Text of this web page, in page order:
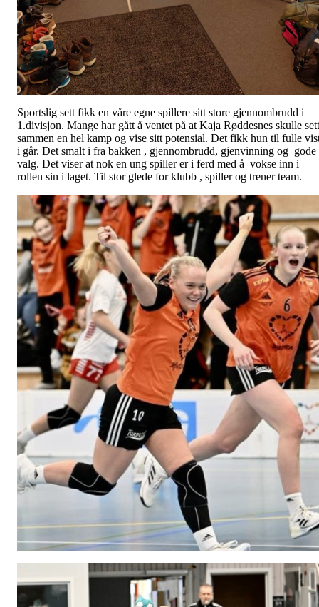
Sportslig sett fikk en våre egne spillere sitt store gjennombrudd i
1.divisjon. Mange har gått å ventet på at Kaja Røddesnes skulle
sammen en hel kamp og vise sitt potensial. Det fikk hun til fulle
i går. Det smalt i fra bakken , gjennombrudd, gjenvinning og gode
valg. Det viser at nok en ung spiller er i ferd med å vokse inn i
rollen sin i laget. Til stor glede for klubb , spiller og trener team.